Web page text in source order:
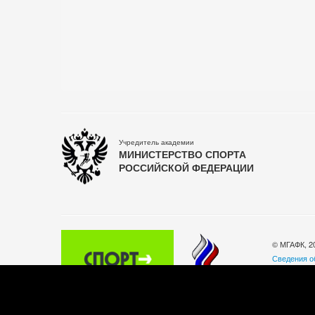
Учредитель академии
МИНИСТЕРСТВО СПОРТА
РОССИЙСКОЙ ФЕДЕРАЦИИ
© МГАФК,
Сведения
140032,